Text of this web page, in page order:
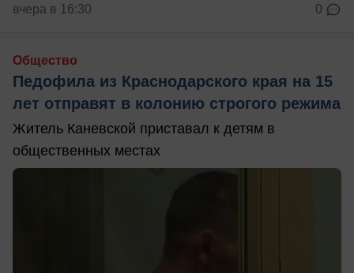
вчера в 16:30 0
Общество
Педофила из Краснодарского края на 15
лет отправят в колонию строгого режима
Житель Каневской приставал к детям в
общественных местах